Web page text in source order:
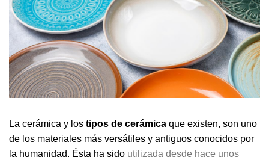
La cerámica y los tipos de cerámica que existen, son uno
de los materiales más versátiles y antiguos conocidos por
la humanidad. Ésta ha sido utilizada desde hace unos